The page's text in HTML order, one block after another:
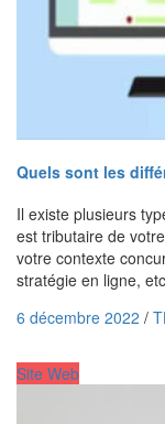
Quels sont les
Il existe plusieurs
est tributaire de
votre contexte
stratégie en ligne,
6 décembre 2022 /
Site Web